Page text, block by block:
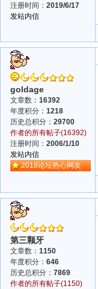
注册时间： 2019/6/17
发站内信
goldage
文章数： 16392
年度积分： 1218
历史总积分： 29700
作者的所有帖子(16392)
注册时间： 2006/1/10
发站内信
2018论坛热心网友
第三颗牙
文章数： 1150
年度积分： 646
历史总积分： 7869
作者的所有帖子(1150)